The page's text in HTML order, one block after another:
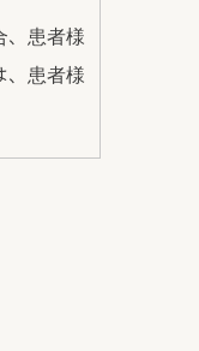
、患者様
、患者様